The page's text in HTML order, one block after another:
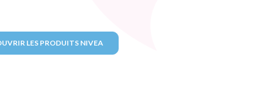
LES PRODUITS NIVEA